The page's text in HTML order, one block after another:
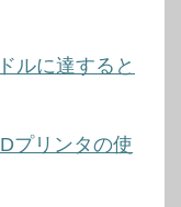
ルに達すると
プリンタの使